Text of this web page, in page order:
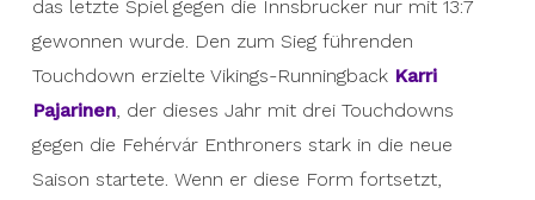
das letzte Spiel gegen die Innsbrucker nur mit 13:7
gewonnen wurde. Den zum Sieg führenden
Touchdown erzielte Vikings-Runningback Karri
Pajarinen, der dieses Jahr mit drei Touchdowns
gegen die Fehérvár Enthroners stark in die neue
Saison startete. Wenn er diese Form fortsetzt,